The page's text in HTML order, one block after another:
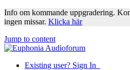
Info om kommande uppgradering.
ingen missar. Klicka här
Jump to content
Existing user? Sign In